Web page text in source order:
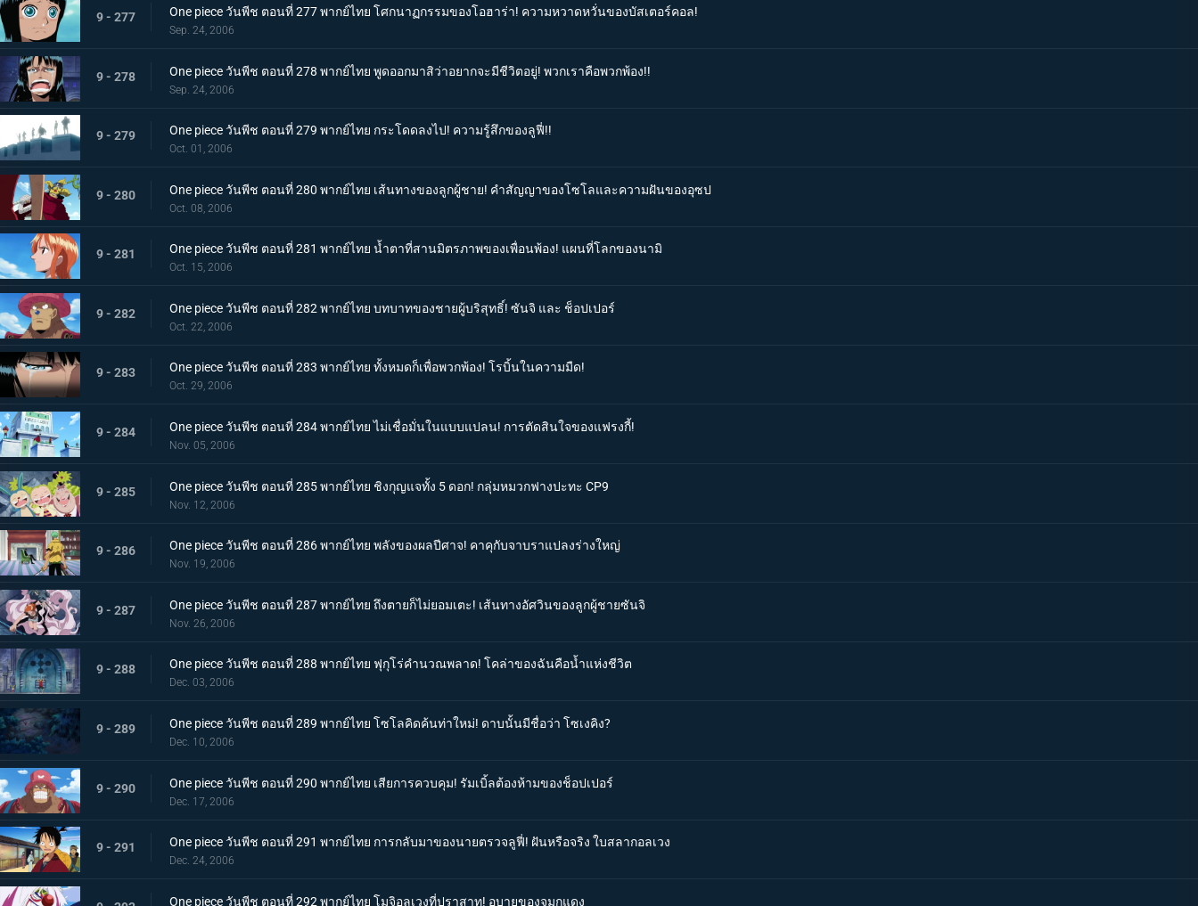
9 - 277 One piece วันพีช ตอนที่ 277 พากย์ไทย โศกนาฏกรรมของโอฮาร่า! ความหวาดหวั่นของบัสเตอร์คอล!
Sep. 24, 2006
9 - 278 One piece วันพีช ตอนที่ 278 พากย์ไทย พูดออกมาสิว่าอยากจะมีชีวิตอยู่! พวกเราคือพวกพ้อง!!
Sep. 24, 2006
9 - 279 One piece วันพีช ตอนที่ 279 พากย์ไทย กระโดดลงไป! ความรู้สึกของลูฟี่!!
Oct. 01, 2006
9 - 280 One piece วันพีช ตอนที่ 280 พากย์ไทย เส้นทางของลูกผู้ชาย! คำสัญญาของโซโลและความฝันของอุซป
Oct. 08, 2006
9 - 281 One piece วันพีช ตอนที่ 281 พากย์ไทย น้ำตาที่สานมิตรภาพของเพื่อนพ้อง! แผนที่โลกของนามิ
Oct. 15, 2006
9 - 282 One piece วันพีช ตอนที่ 282 พากย์ไทย บทบาทของชายผู้บริสุทธิ์! ซันจิ และ ช็อปเปอร์
Oct. 22, 2006
9 - 283 One piece วันพีช ตอนที่ 283 พากย์ไทย ทั้งหมดก็เพื่อพวกพ้อง! โรบิ้นในความมืด!
Oct. 29, 2006
9 - 284 One piece วันพีช ตอนที่ 284 พากย์ไทย ไม่เชื่อมั่นในแบบแปลน! การตัดสินใจของแฟรงกี้!
Nov. 05, 2006
9 - 285 One piece วันพีช ตอนที่ 285 พากย์ไทย ชิงกุญแจทั้ง 5 ดอก! กลุ่มหมวกฟางปะทะ CP9
Nov. 12, 2006
9 - 286 One piece วันพีช ตอนที่ 286 พากย์ไทย พลังของผลปีศาจ! คาคุกับจาบราแปลงร่างใหญ่
Nov. 19, 2006
9 - 287 One piece วันพีช ตอนที่ 287 พากย์ไทย ถึงตายก็ไม่ยอมเตะ! เส้นทางอัศวินของลูกผู้ชายซันจิ
Nov. 26, 2006
9 - 288 One piece วันพีช ตอนที่ 288 พากย์ไทย ฟุกุโร่คำนวณพลาด! โคล่าของฉันคือน้ำแห่งชีวิต
Dec. 03, 2006
9 - 289 One piece วันพีช ตอนที่ 289 พากย์ไทย โซโลคิดค้นท่าใหม่! ดาบนั้นมีชื่อว่า โซเงคิง?
Dec. 10, 2006
9 - 290 One piece วันพีช ตอนที่ 290 พากย์ไทย เสียการควบคุม! รัมเบิ้ลต้องห้ามของช็อปเปอร์
Dec. 17, 2006
9 - 291 One piece วันพีช ตอนที่ 291 พากย์ไทย การกลับมาของนายตรวจลูฟี่! ฝันหรือจริง ใบสลากอลเวง
Dec. 24, 2006
One piece วันพีช ตอนที่ 292 พากย์ไทย โมจิอลเวงที่ปราสาท! อุบายของจมูกแดง